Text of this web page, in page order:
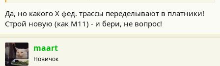
Да, но какого Х фед. трассы переделывают в платники!
Строй новую (как М11) - и бери, не вопрос!
maart
Новичок